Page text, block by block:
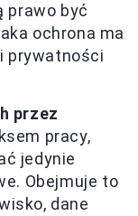
prawo być
ochrona ma
prywatności
przez
pracy,
jedynie
Obejmuje to
dane